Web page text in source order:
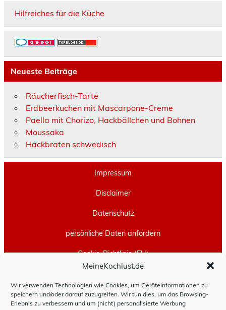
MeineKochlust.de
Wir verwenden Technologien wie Cookies, um Geräteinformationen zu
speichern und/oder darauf zuzugreifen. Wir tun dies, um das Browsing-
Erlebnis zu verbessern und um (nicht) personalisierte Werbung
Hilfreiches für die Küche
Neueste Beiträge
Räucherfisch-Tarte
Erdbeerkuchen mit Mascarpone-Creme
Paella mit Chorizo, Hackbällchen und Bohnen
Moussaka
Hackbraten schwedisch
Impressum
Disclaimer
Datenschutz
persönliche Daten anfordern
Cookie-Richtlinie (EU)